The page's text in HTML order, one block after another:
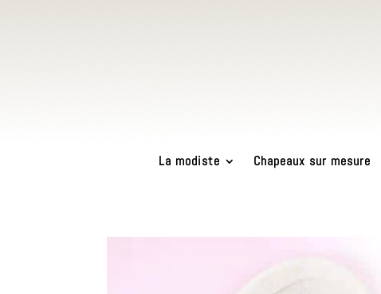
La modiste Chapeaux sur mesure